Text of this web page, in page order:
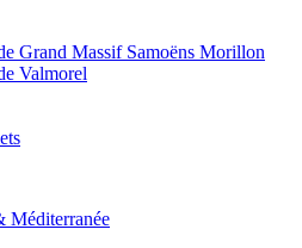
Grand Massif Samoëns Morillon
Valmorel
Méditerranée